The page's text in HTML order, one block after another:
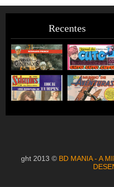
Recentes
ght 2013 © BD MANIA - A